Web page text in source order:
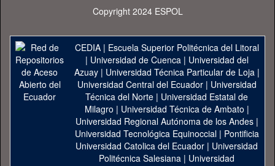
Copyright 2024 ESPOL
CEDIA| Escuela Superior Politécnica del Litoral
| Universidad de Cuenca| Universidad del
Azuay| Universidad Técnica Particular de Loja|
Universidad Central del Ecuador| Universidad
Técnica del Norte | Universidad Estatal de
Milagro | Universidad Técnica de Ambato |
Universidad Regional Autónoma de los Andes|
Universidad Tecnológica Equinoccial| Pontificia
Universidad Catolica del Ecuador | Universidad
Politécnica Salesiana | Universidad